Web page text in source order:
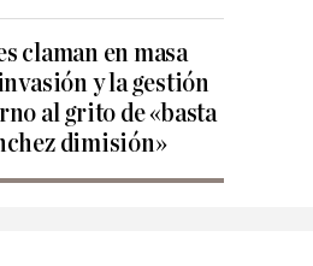
claman en masa
y la gestión
al grito de «basta
dimisión»